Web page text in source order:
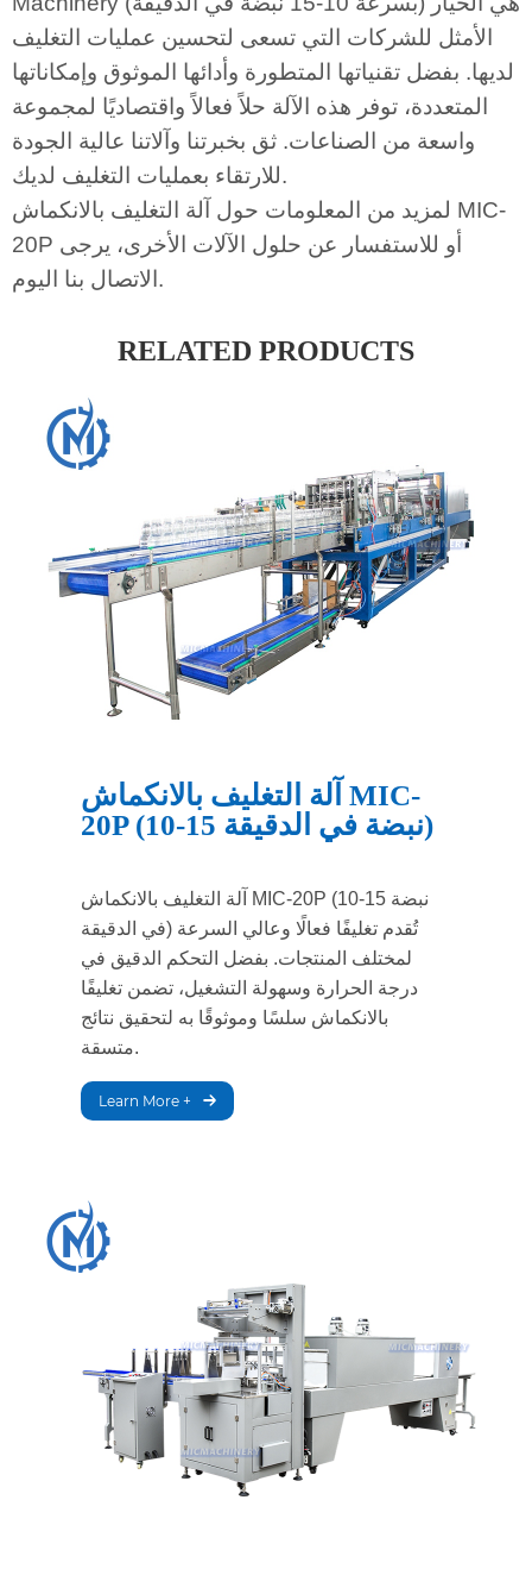
الأمثل للشركات التي تسعى لتحسين عمليات التغليف
لديها. بفضل تقنياتها المتطورة وأدائها الموثوق وإمكاناتها
المتعددة، توفر هذه الآلة حلاً فعالاً واقتصاديًا لمجموعة
واسعة من الصناعات. ثق بخبرتنا وآلاتنا عالية الجودة
للارتقاء بعمليات التغليف لديك.
لمزيد من المعلومات حول آلة التغليف بالانكماش MIC-
20P أو للاستفسار عن حلول الآلات الأخرى، يرجى
الاتصال بنا اليوم.
RELATED PRODUCTS
آلة التغليف بالانكماش MIC-
20P (10-15 نبضة في الدقيقة)
آلة التغليف بالانكماش MIC-20P (10-15 نبضة
في الدقيقة) تُقدم تغليفًا فعالًا وعالي السرعة
لمختلف المنتجات. بفضل التحكم الدقيق في
درجة الحرارة وسهولة التشغيل، تضمن تغليفًا
بالانكماش سلسًا وموثوقًا به لتحقيق نتائج
متسقة.
Learn More +